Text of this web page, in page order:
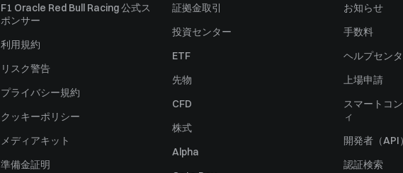
F1 Oracle Red Bull Racing 公式ス
ポンサー
利用規約
リスク警告
プライバシー規約
クッキーポリシー
メディアキット
準備金証明
証拠金取引
投資センター
ETF
先物
CFD
株式
Alpha
お知らせ
手数料
ヘルプセン
上場申請
スマートコ
ィ
開発者（API
認証検索